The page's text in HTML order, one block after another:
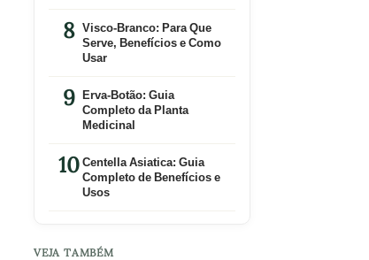
Visco-Branco: Para Que
Serve, Benefícios e Como
Usar
Erva-Botão: Guia
Completo da Planta
Medicinal
Centella Asiatica: Guia
Completo de Benefícios e
Usos
VEJA TAMBÉM